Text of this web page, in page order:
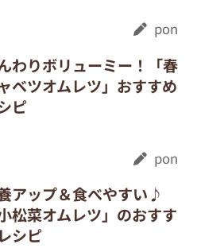
pon
わりボリューミー！「春
ベツオムレツ」おすすめ
ピ
pon
アップ＆食べやすい♪
小松菜オムレツ」のおすす
シピ